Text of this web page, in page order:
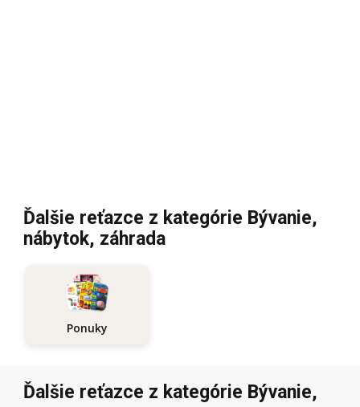
Ďalšie reťazce z kategórie Bývanie,
nábytok, záhrada
Ponuky
Ďalšie reťazce z kategórie Bývanie,